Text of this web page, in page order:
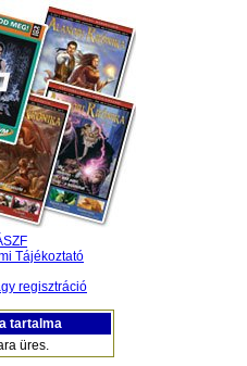
Tájékoztató
regisztráció
tartalma
üres.